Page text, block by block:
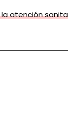
la atención